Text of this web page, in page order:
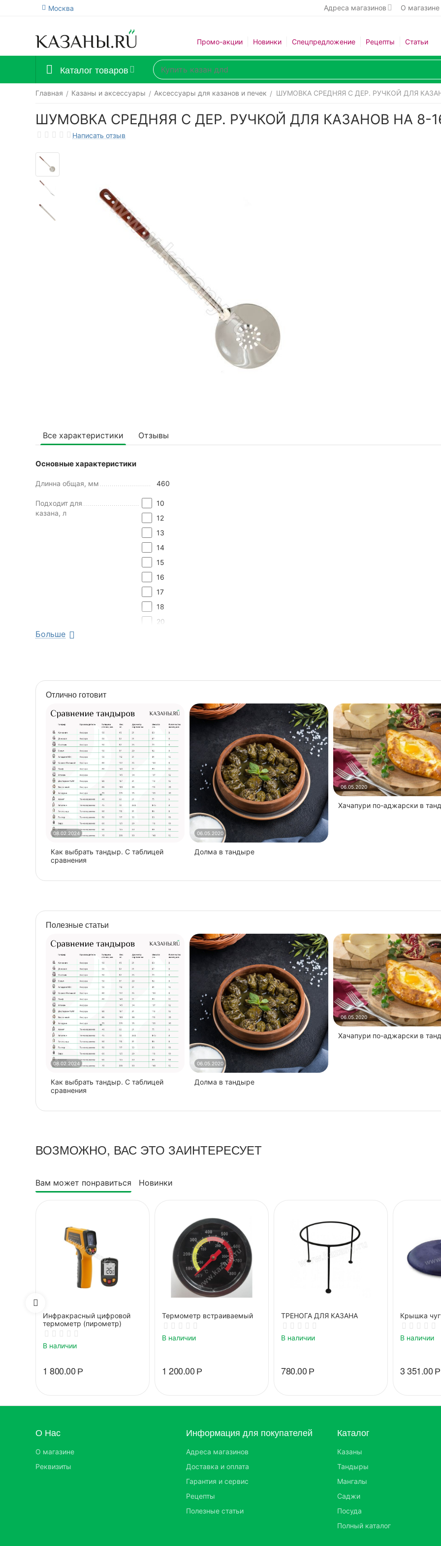
Москва Адреса магазинов О магазине
Промо-акции Новинки Спецпредложение Рецепты Статьи
Каталог товаров
Главная / Казаны и аксессуары / Аксессуары для казанов и печек / ШУМОВКА СРЕДНЯЯ С ДЕР. РУЧКОЙ ДЛЯ
ШУМОВКА СРЕДНЯЯ С ДЕР. РУЧКОЙ ДЛЯ КАЗАНОВ НА 8-
Написать отзыв
Все характеристики Отзывы
Основные характеристики
Длинна общая, мм 460
Подходит для
казана, л
10
12
13
14
15
16
17
18
20
Больше
Отлично готовит
08.02.2024
Как выбрать тандыр. С таблицей
сравнения
06.05.2020
​Долма в тандыре
06.05.2020
Хачапури по-аджарски в
Полезные статьи
08.02.2024
Как выбрать тандыр. С таблицей
сравнения
06.05.2020
​Долма в тандыре
06.05.2020
Хачапури по-аджарски в
ВОЗМОЖНО, ВАС ЭТО ЗАИНТЕРЕСУЕТ
Вам может понравиться Новинки
Инфракрасный цифровой
термометр (пирометр)
В наличии
1 800.00Р
Термометр встраиваемый
В наличии
1 200.00Р
ТРЕНОГА ДЛЯ КАЗАНА
В наличии
780.00Р
Крышка
В наличии
3 351.00Р
О Нас
О магазине
Реквизиты
Информация для покупателей
Адреса магазинов
Доставка и оплата
Гарантия и сервис
Рецепты
Полезные статьи
Каталог
Казаны
Тандыры
Мангалы
Саджи
Посуда
Полный каталог